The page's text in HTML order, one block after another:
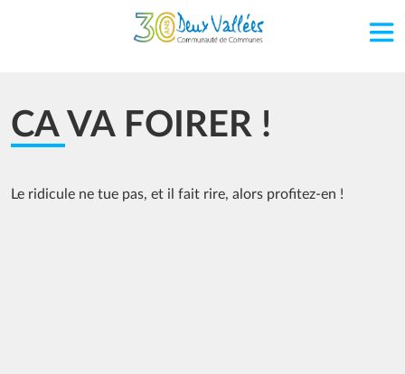
Aller au contenu principal
CA VA FOIRER !
Le ridicule ne tue pas, et il fait rire, alors profitez-en !